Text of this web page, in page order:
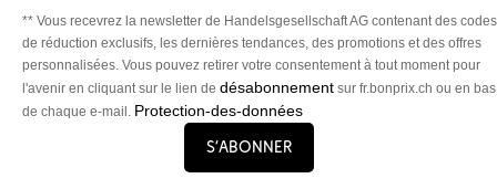
** Vous recevrez la newsletter de Handelsgesellschaft AG contenant des codes
de réduction exclusifs, les dernières tendances, des promotions et des offres
personnalisées. Vous pouvez retirer votre consentement à tout moment pour
l'avenir en cliquant sur le lien de désabonnement sur fr.bonprix.ch ou en bas
de chaque e-mail. Protection-des-données
S’abonner